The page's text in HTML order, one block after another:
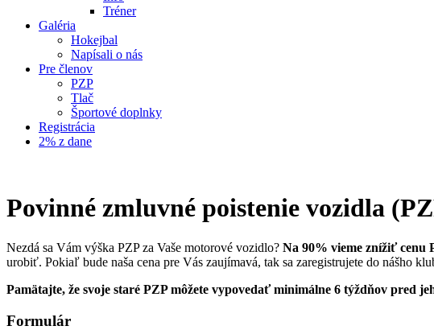
Tréner
Galéria
Hokejbal
Napísali o nás
Pre členov
PZP
Tlač
Športové doplnky
Registrácia
2% z dane
Povinné zmluvné poistenie vozidla
Nezdá sa Vám výška PZP za Vaše motorové vozidlo? Na 90% vieme znížiť cenu
urobiť. Pokiaľ bude naša cena pre Vás zaujímavá, tak sa zaregistrujete do nášho
Pamätajte, že svoje staré PZP môžete vypovedať minimálne 6 týždňov pred
Formulár